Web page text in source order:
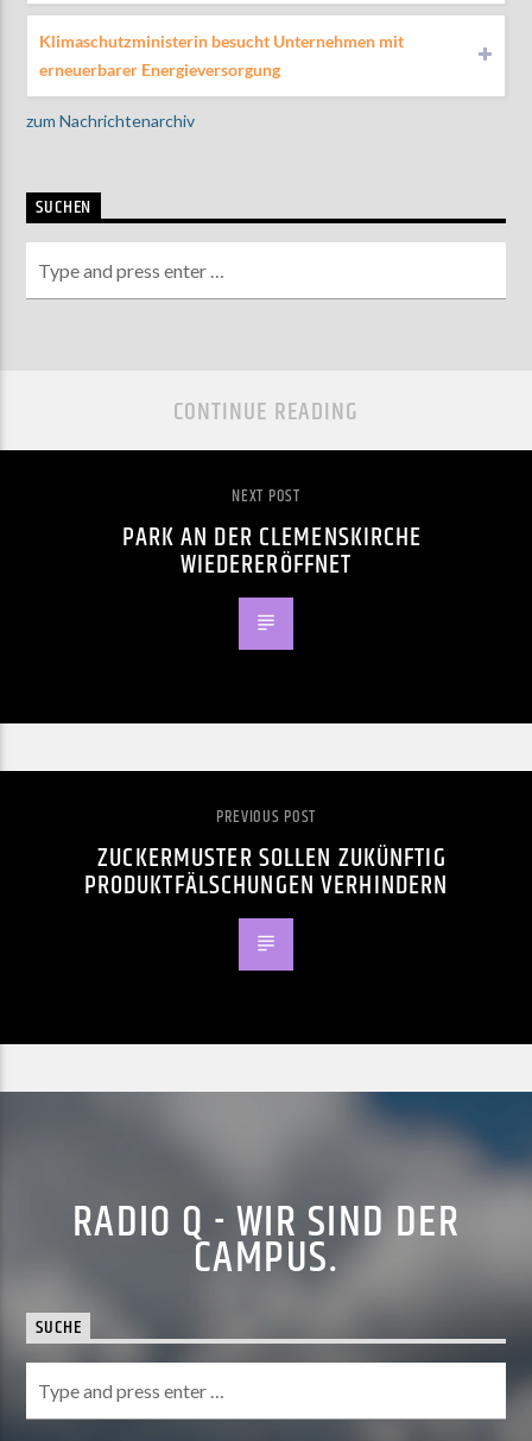
Klimaschutzministerin besucht Unternehmen mit
erneuerbarer Energieversorgung
zum Nachrichtenarchiv
SUCHEN
CONTINUE READING
NEXT POST
PARK AN DER CLEMENSKIRCHE
WIEDERERÖFFNET
PREVIOUS POST
ZUCKERMUSTER SOLLEN ZUKÜNFTIG
PRODUKTFÄLSCHUNGEN VERHINDERN
RADIO Q - WIR SIND DER
CAMPUS.
SUCHE